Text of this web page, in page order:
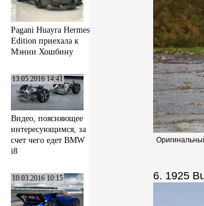
Pagani Huayra Hermes
Edition приехала к
Мэнни Хошбину
13.05.2016 14:41
Видео, поясняющее
интересующимся, за
счет чего едет BMW
i8
10.03.2016 10:15 6. 1925